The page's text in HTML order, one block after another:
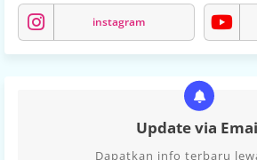
instagram
Update via
Dapatkan info terbaru